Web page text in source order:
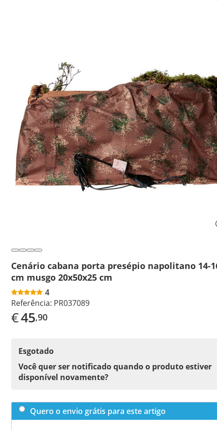
Cenário cabana porta presépio napolitano 14-
cm musgo 20x50x25 cm
4
Referência: PR037089
€45,90
Esgotado
Você quer ser notificado quando o produto estiver
disponível novamente?
Quero o envio grátis para este artigo